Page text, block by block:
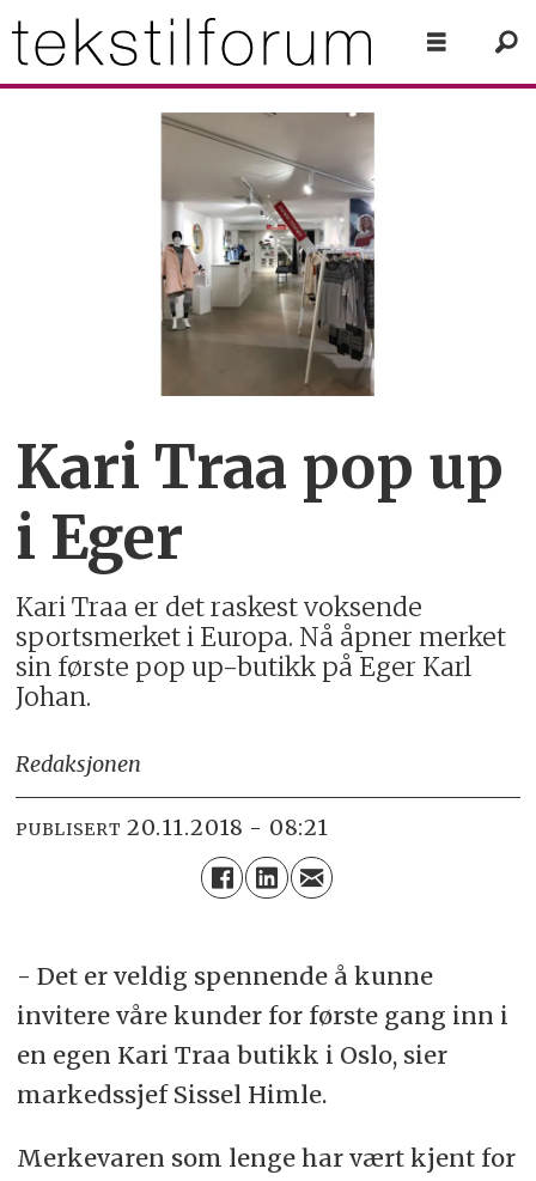
Kari Traa pop up
i Eger
Kari Traa er det raskest voksende
sportsmerket i Europa. Nå åpner merket
sin første pop up-butikk på Eger Karl
Johan.
Redaksjonen
PUBLISERT 20.11.2018 - 08:21
- Det er veldig spennende å kunne
invitere våre kunder for første gang inn i
en egen Kari Traa butikk i Oslo, sier
markedssjef Sissel Himle.
Merkevaren som lenge har vært kjent for